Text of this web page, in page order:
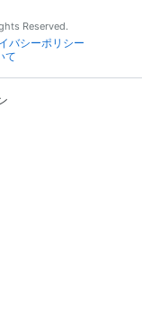
Reserved.
バシーポリシー
て